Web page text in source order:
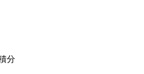
分